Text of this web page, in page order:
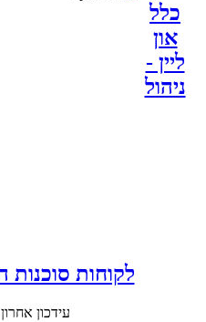
כלל
און
ליין -
ניהול
לקוחות
עידכון אחרון ב-01